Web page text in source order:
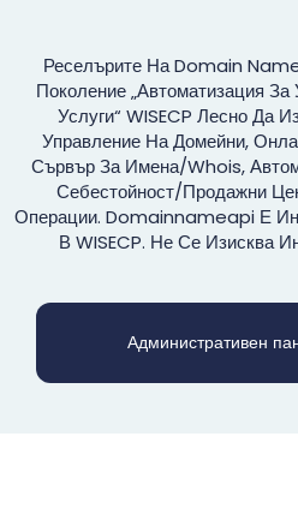
Реселърите На Domain
Поколение „автоматизация
Услуги“ WISECP Лесно Да
Управление На Домейни,
Сървър За Имена/Whois,
Себестойност/продажни
Операции. Domainnameapi Е
В WISECP. Не Се Изисква
Административен